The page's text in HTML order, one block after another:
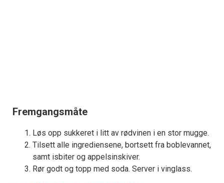
Fremgangsmåte
Løs opp sukkeret i litt av rødvinen i en stor mugge.
Tilsett alle ingrediensene, bortsett fra boblevannet,
samt isbiter og appelsinskiver.
Rør godt og topp med soda. Server i vinglass.